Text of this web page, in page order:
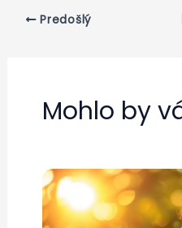
Predošlý
Mohlo by